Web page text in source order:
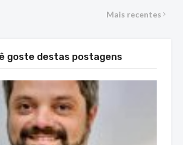
Mais recentes
goste destas postagens